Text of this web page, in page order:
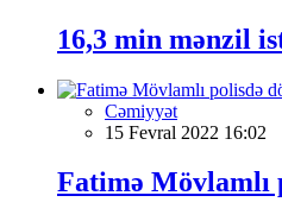
16,3 min mənzil
Cəmiyyət
15 Fevral 2022 16:02
Fatimə